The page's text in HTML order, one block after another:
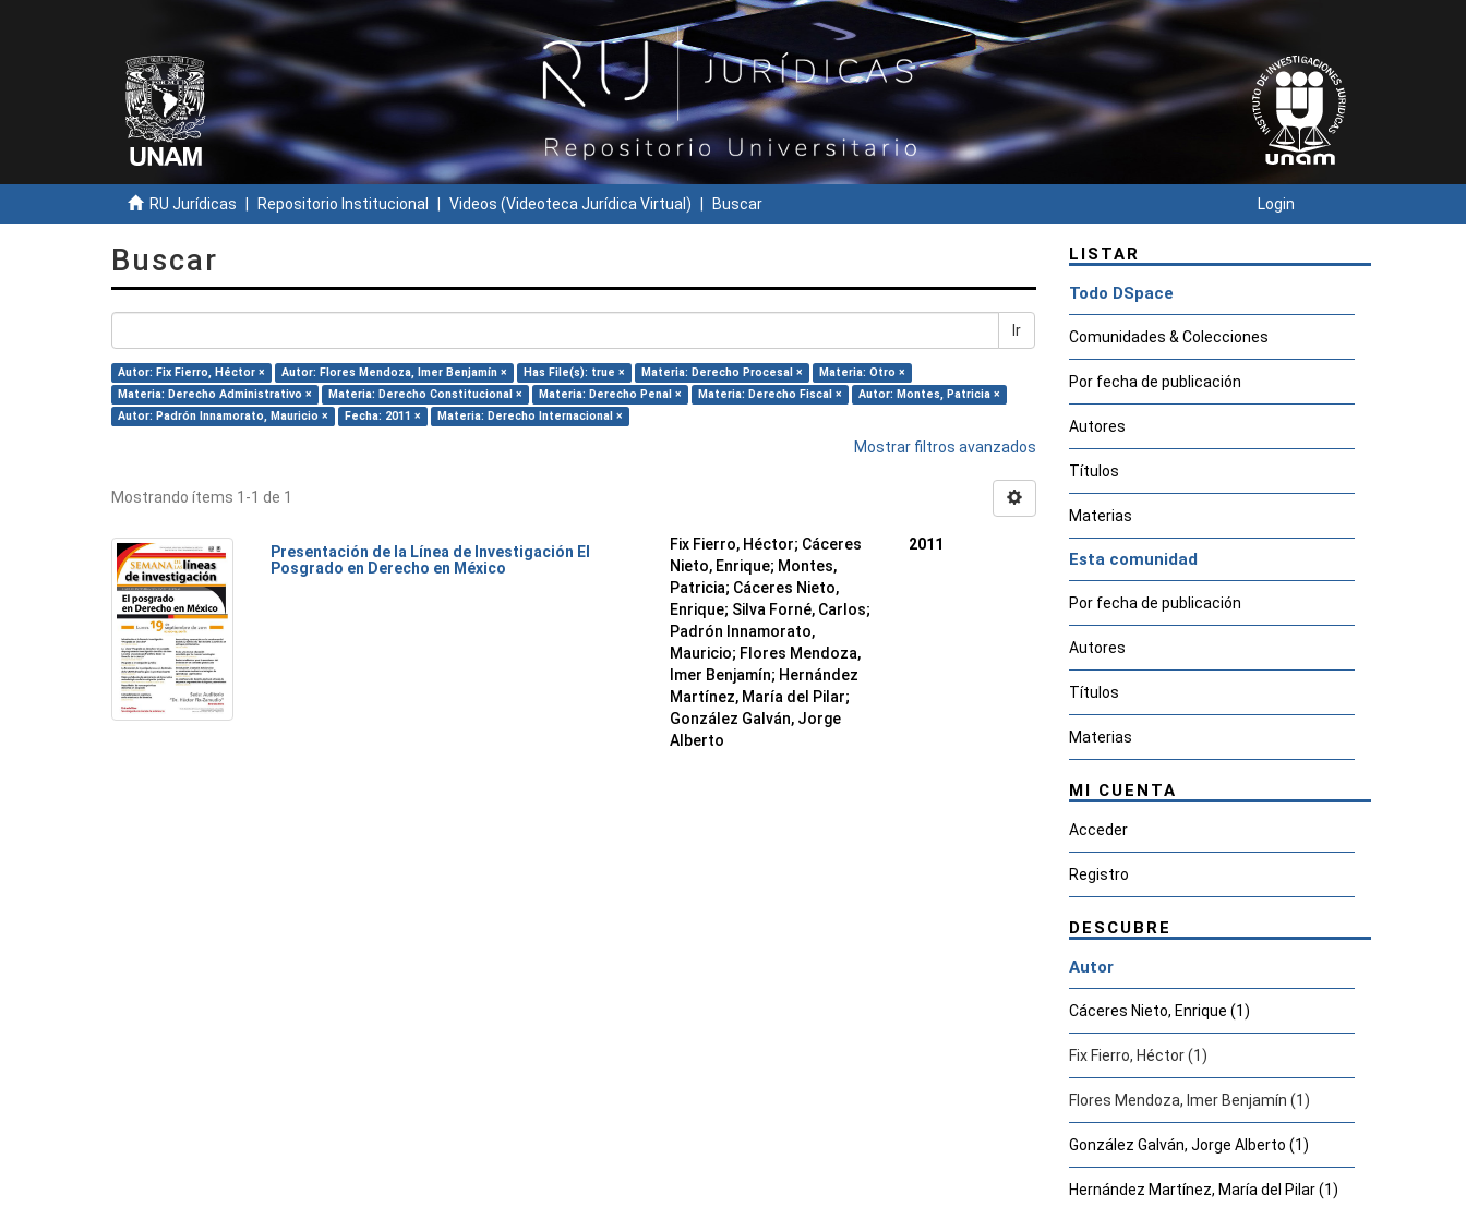
RU Jurídicas Repositorio Institucional Videos (Videoteca Jurídica Virtual) Buscar Login
Buscar
Ir
Autor: Fix Fierro, Héctor × Autor: Flores Mendoza, Imer Benjamín × Has File(s): true × Materia: Derecho Procesal ×
Materia: Otro ×
Materia: Derecho Administrativo ×
Materia: Derecho Constitucional × Materia: Derecho Penal × Materia: Derecho Fiscal ×
Autor: Montes, Patricia ×
Autor: Padrón Innamorato, Mauricio ×
Fecha: 2011 × Materia: Derecho Internacional ×
Mostrar filtros avanzados
Mostrando ítems 1-1 de 1
Presentación de la Línea de Investigación El
Posgrado en Derecho en México
Fix Fierro, Héctor; Cáceres
Nieto, Enrique; Montes,
Patricia; Cáceres Nieto,
Enrique; Silva Forné, Carlos;
Padrón Innamorato,
Mauricio; Flores Mendoza,
Imer Benjamín; Hernández
Martínez, María del Pilar;
González Galván, Jorge
Alberto
2011
LISTAR
Todo DSpace
Comunidades & Colecciones
Por fecha de publicación
Autores
Títulos
Materias
Esta comunidad
Por fecha de publicación
Autores
Títulos
Materias
MI CUENTA
Acceder
Registro
DESCUBRE
Autor
Cáceres Nieto, Enrique (1)
Fix Fierro, Héctor (1)
Flores Mendoza, Imer Benjamín (1)
González Galván, Jorge Alberto (1)
Hernández Martínez, María del Pilar (1)